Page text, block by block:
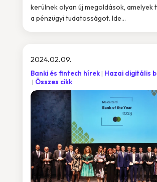
kerülnek olyan új megoldások, amelyek
a pénzügyi tudatosságot. Ide...
2024.02.09.
Banki és fintech hírek
Hazai digitális
Összes cikk